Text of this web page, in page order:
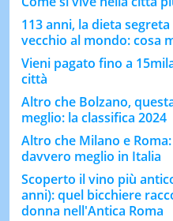
113 anni, la dieta
vecchio al mondo: cosa
Vieni pagato fino a
città
Altro che Bolzano,
meglio: la classifica 2024
Altro che Milano e
davvero meglio in Italia
Scoperto il vino più
anni): quel bicchiere
donna nell'Antica Roma